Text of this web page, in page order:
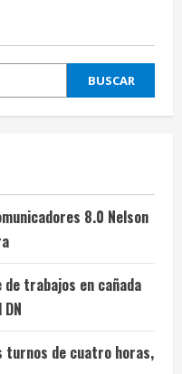
BUSCAR
8.0 Nelson
trabajos en cañada
turnos de cuatro horas,